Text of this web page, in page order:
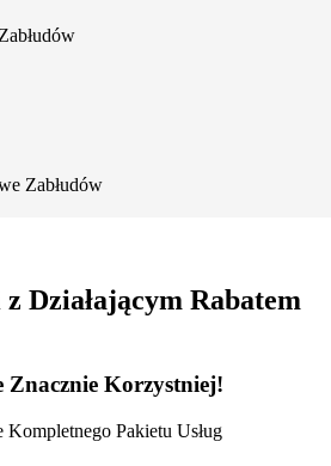
Działającym Rabatem
Znacznie Korzystniej!
Pakietu Usług